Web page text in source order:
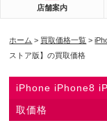
店舗案内
ホーム > 買取価格一覧 >
ストア版】の買取価格
iPhone iPhone8
取価格